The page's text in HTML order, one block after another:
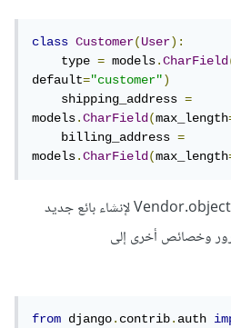
class Customer(User):
    type
= models.CharField
default="customer")
    shipping_address
=
models.CharField(max_length
    billing_address
=
models.CharField(max_length
الآن نستخدم Vendor.objects.create_user لإنشاء بائع جديد
وخصائص أخرى إلى
from django.contrib.auth